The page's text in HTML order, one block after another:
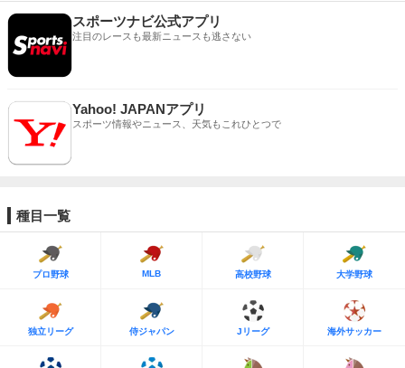
スポーツナビ公式アプリ
注目のレースも最新ニュースも逃さない
Yahoo! JAPANアプリ
スポーツ情報やニュース、天気もこれひとつで
種目一覧
プロ野球 MLB 高校野球 大学野球
独立リーグ 侍ジャパン Jリーグ 海外サッカー